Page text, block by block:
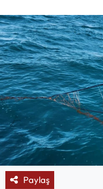
Paylaş
Magazin
Mektup Galeri
Röportaj
Manşet
Köşe Yazıları
Karikatür Galeri